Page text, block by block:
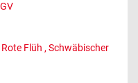
Flüh , Schwäbischer